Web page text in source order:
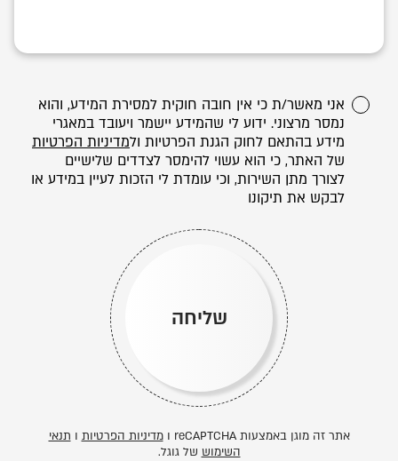
אני מאשר/ת כי אין חובה חוקית למסירת המידע, והוא
נמסר מרצוני. ידוע לי שהמידע יישמר ויעובד במאגרי
מידע בהתאם לחוק הגנת הפרטיות ולמדיניות הפרטיות
של האתר, כי הוא עשוי להימסר לצדדים שלישיים
לצורך מתן השירות, וכי עומדת לי הזכות לעיין במידע או
לבקש את תיקונו
שליחה
אתר זה מוגן באמצעות reCAPTCHA ו מדיניות הפרטיות ו תנאי
השימוש של גוגל.